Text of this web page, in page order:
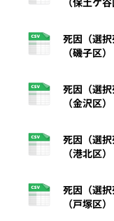
死因（選
（磯子区）
死因（選
（金沢区）
死因（選
（港北区）
死因（選
（戸塚区）